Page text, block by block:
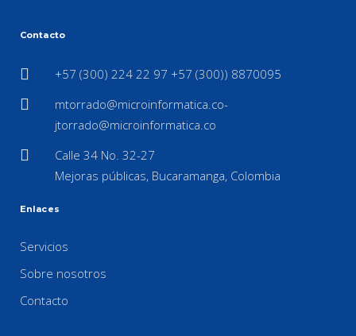
Contacto
+57 (300) 224 22 97 +57 (300)) 8870095
mtorrado@microinformatica.co-
jtorrado@microinformatica.co
Calle 34 No. 32-27
Mejoras públicas, Bucaramanga, Colombia
Enlaces
Servicios
Sobre nosotros
Contacto